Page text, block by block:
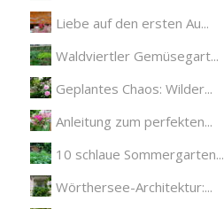
Liebe auf den ersten Au...
Waldviertler Gemüsegart...
Geplantes Chaos: Wilder...
Anleitung zum perfekten...
10 schlaue Sommergarten...
Wörthersee-Architektur:...